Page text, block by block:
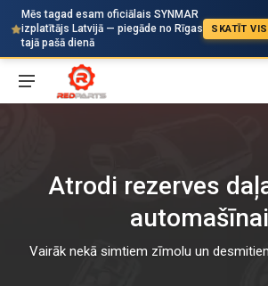
Mēs tagad esam oficiālais SYNMAR
izplatītājs Latvijā — piegāde no Rīgas
tajā pašā dienā
SKATĪT
Auto
Atrodi rezerves
automašīnai
Vairāk nekā simtiem zīmolu un